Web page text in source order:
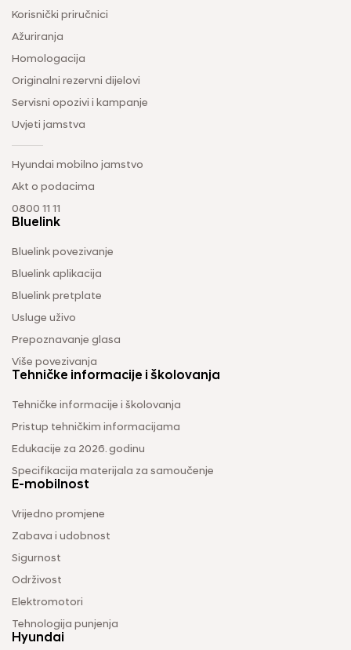
Korisnički priručnici
Ažuriranja
Homologacija
Originalni rezervni dijelovi
Servisni opozivi i kampanje
Uvjeti jamstva
Hyundai mobilno jamstvo
Akt o podacima
0800 11 11
Bluelink
Bluelink povezivanje
Bluelink aplikacija
Bluelink pretplate
Usluge uživo
Prepoznavanje glasa
Više povezivanja
Tehničke informacije i školovanja
Tehničke informacije i školovanja
Pristup tehničkim informacijama
Edukacije za 2026. godinu
Specifikacija materijala za samoučenje
E-mobilnost
Vrijedno promjene
Zabava i udobnost
Sigurnost
Održivost
Elektromotori
Tehnologija punjenja
Hyundai